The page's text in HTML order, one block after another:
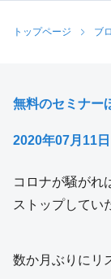
トップページ ブ
無料のセミナー
2020年07月11日
コロナが騒がれ
ストップしてい
数か月ぶりにリ